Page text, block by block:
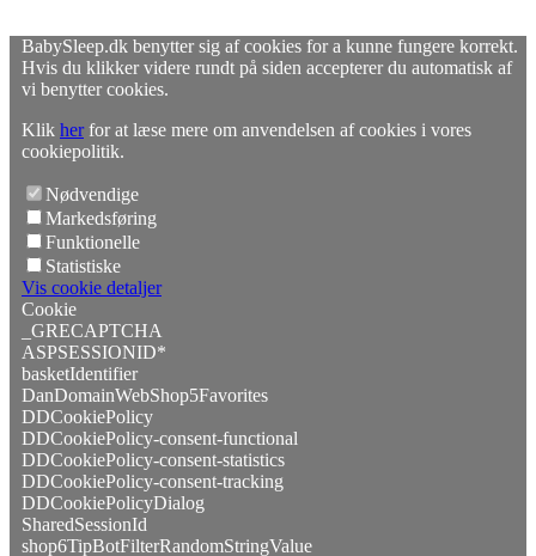
BabySleep.dk benytter sig af cookies for a kunne fungere korrekt.
Hvis du klikker videre rundt på siden accepterer du automatisk af
vi benytter cookies.
Klik her for at læse mere om anvendelsen af cookies i vores
cookiepolitik.
Nødvendige
Markedsføring
Funktionelle
Statistiske
Vis cookie detaljer
Cookie
_GRECAPTCHA
ASPSESSIONID*
basketIdentifier
DanDomainWebShop5Favorites
DDCookiePolicy
DDCookiePolicy-consent-functional
DDCookiePolicy-consent-statistics
DDCookiePolicy-consent-tracking
DDCookiePolicyDialog
SharedSessionId
shop6TipBotFilterRandomStringValue